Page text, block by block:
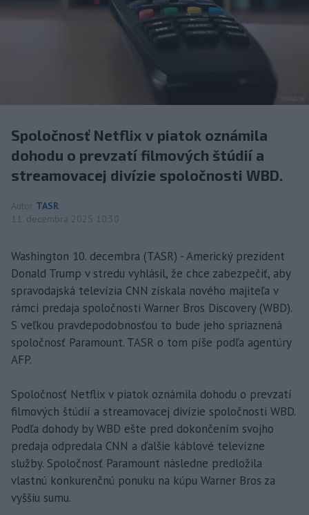
Spoločnosť Netflix v piatok oznámila
dohodu o prevzatí filmových štúdií a
streamovacej divízie spoločnosti WBD.
Autor TASR
11. decembra 2025 10:30
Washington 10. decembra (TASR) - Americký prezident
Donald Trump v stredu vyhlásil, že chce zabezpečiť, aby
spravodajská televízia CNN získala nového majiteľa v
rámci predaja spoločnosti Warner Bros Discovery (WBD).
S veľkou pravdepodobnosťou to bude jeho spriaznená
spoločnosť Paramount. TASR o tom píše podľa agentúry
AFP.
Spoločnosť Netflix v piatok oznámila dohodu o prevzatí
filmových štúdií a streamovacej divízie spoločnosti WBD.
Podľa dohody by WBD ešte pred dokončením svojho
predaja odpredala CNN a ďalšie káblové televízne
služby. Spoločnosť Paramount následne predložila
vlastnú konkurenčnú ponuku na kúpu Warner Bros za
vyššiu sumu.